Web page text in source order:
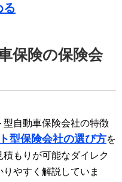
る
保険の保険会
自動車保険会社の特徴
型保険会社の選び方を
もりが可能なダイレク
やすく解説していま